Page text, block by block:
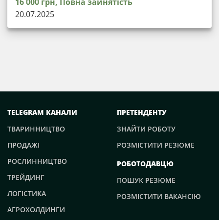
20.07.2025
TELEGRAM КАНАЛИ
ТВАРИННИЦТВО
ПРОДАЖІ
РОСЛИННИЦТВО
ТРЕЙДИНГ
ЛОГІСТИКА
АГРОХОЛДИНГИ
ПРЕТЕНДЕНТУ
ЗНАЙТИ РОБОТУ
РОЗМІСТИТИ РЕЗЮМЕ
РОБОТОДАВЦЮ
ПОШУК РЕЗЮМЕ
РОЗМІСТИТИ ВАКАНСІЮ